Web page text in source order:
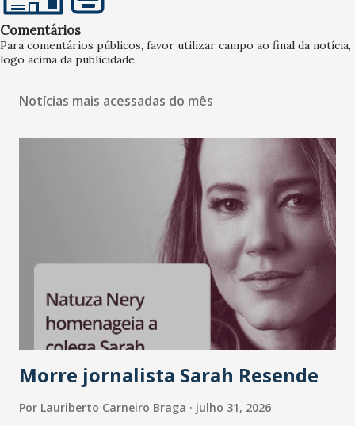
Comentários
Para comentários públicos, favor utilizar campo ao final da notícia,
logo acima da publicidade.
Notícias mais acessadas do mês
Morre jornalista Sarah Resende
Por Lauriberto Carneiro Braga julho 31, 2026